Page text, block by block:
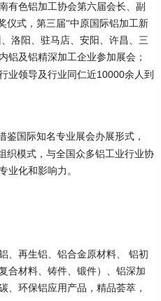
有色铝加工协会第六届会长、副
仪式，第三届“中原国际铝加工新
洛阳、驻马店、安阳、许昌、三
铝及铝精深加工企业参加展会；
业领导及行业同仁近10000余人到
鉴国际知名专业展会办展形式，
织模式，与全国众多铝工业行业协
业化和影响力。
、再生铝、铝合金原材料、
铝初
合材料、铸件、锻件）、铝深加
、环保铝应用产品，精品荟萃，